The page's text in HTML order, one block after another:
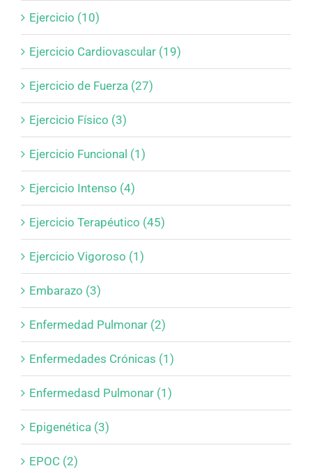
Ejercicio (10)
Ejercicio Cardiovascular (19)
Ejercicio de Fuerza (27)
Ejercicio Físico (3)
Ejercicio Funcional (1)
Ejercicio Intenso (4)
Ejercicio Terapéutico (45)
Ejercicio Vigoroso (1)
Embarazo (3)
Enfermedad Pulmonar (2)
Enfermedades Crónicas (1)
Enfermedasd Pulmonar (1)
Epigenética (3)
EPOC (2)